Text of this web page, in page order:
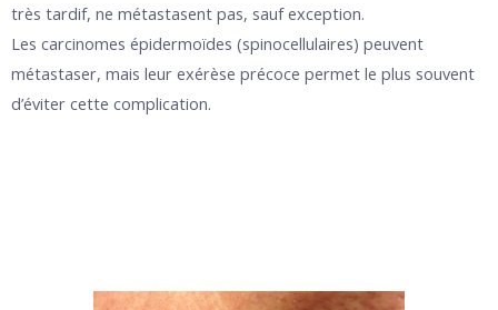
très tardif, ne métastasent pas, sauf exception.
Les carcinomes épidermoïdes (spinocellulaires) peuvent
métastaser, mais leur exérèse précoce permet le plus souvent
d’éviter cette complication.